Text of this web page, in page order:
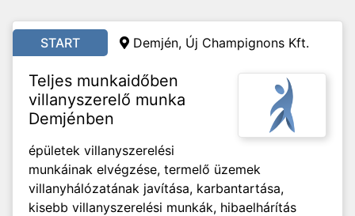
START Demjén, Új Champignons Kft.
Teljes munkaidőben
villanyszerelő munka
Demjénben
épületek villanyszerelési
munkáinak elvégzése, termelő üzemek
villanyhálózatának javítása, karbantartása,
kisebb villanyszerelési munkák, hibaelhárítás